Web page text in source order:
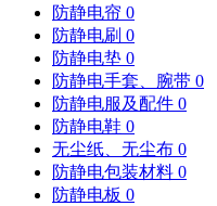
防静电帘 0
防静电刷 0
防静电垫 0
防静电手套、腕带 0
防静电服及配件 0
防静电鞋 0
无尘纸、无尘布 0
防静电包装材料 0
防静电板 0